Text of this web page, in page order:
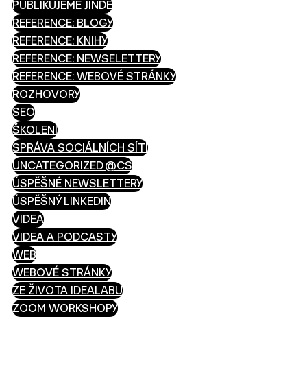
PUBLIKUJEME JINDE
REFERENCE: BLOGY
REFERENCE: KNIHY
REFERENCE: NEWSELETTERY
REFERENCE: WEBOVÉ STRÁNKY
ROZHOVORY
SEO
ŠKOLENÍ
SPRÁVA SOCIÁLNÍCH SÍTÍ
UNCATEGORIZED @CS
ÚSPĚŠNÉ NEWSLETTERY
ÚSPĚŠNÝ LINKEDIN
VIDEA
VIDEA A PODCASTY
WEB
WEBOVÉ STRÁNKY
ZE ŽIVOTA IDEALABU
ZOOM WORKSHOPY